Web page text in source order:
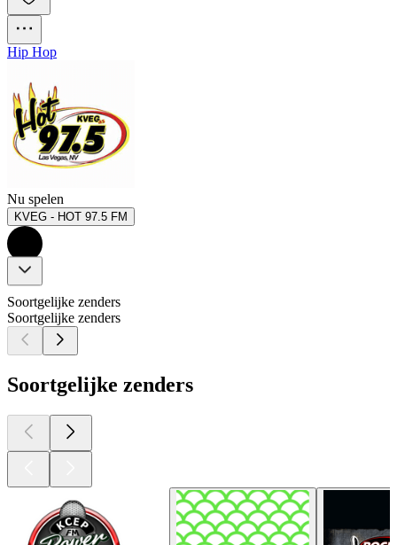
Hip Hop
Nu spelen
KVEG - HOT 97.5 FM
Soortgelijke zenders
Soortgelijke zenders
Soortgelijke zenders